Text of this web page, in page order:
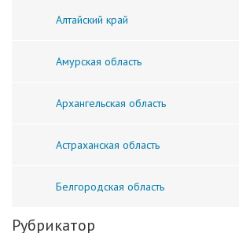
Алтайский край
Амурская область
Архангельская область
Астраханская область
Белгородская область
Рубрикатор